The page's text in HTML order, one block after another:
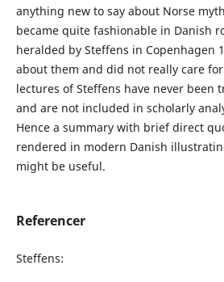
anything new to say about Norse
became quite fashionable in Danish
heralded by Steffens in Copenhagen
about them and did not really care
lectures of Steffens have never been
and are not included in scholarly
Hence a summary with brief direct
rendered in modern Danish
might be useful.
Referencer
Steffens: